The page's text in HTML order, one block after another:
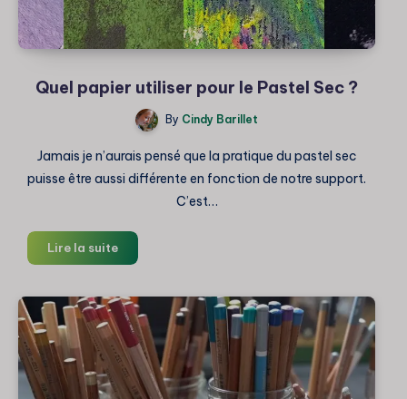
Quel papier utiliser pour le Pastel Sec ?
By Cindy Barillet
Jamais je n’aurais pensé que la pratique du pastel sec
puisse être aussi différente en fonction de notre support.
C’est…
Lire la suiteQuel
papier
pour
le
Pastel
Sec